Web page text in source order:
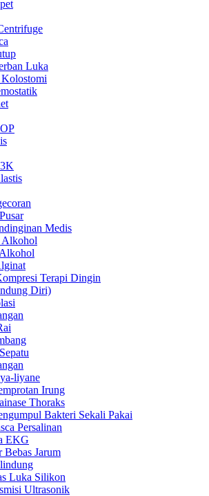
Luka
Medis
Alkohol
Terapi Dingin
Diri)
liyane
Irung
Thoraks
Bakteri Sekali Pakai
Persalinan
EKG
Bebas Jarum
Luka Silikon
Ultrasonik